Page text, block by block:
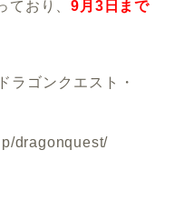
ており、9月3日まで
dragonquest/